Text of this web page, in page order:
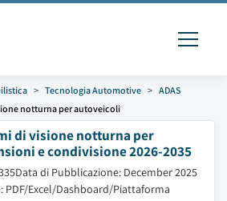
Tecnologia Automotive
ADAS
notturna per autoveicoli
di visione notturna per
e condivisione 2026-2035
Data di Pubblicazione: December 2025
Excel/Dashboard/Piattaforma